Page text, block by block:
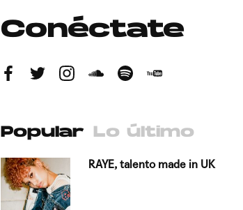
Conéctate
Popular Lo último
RAYE, talento made in UK